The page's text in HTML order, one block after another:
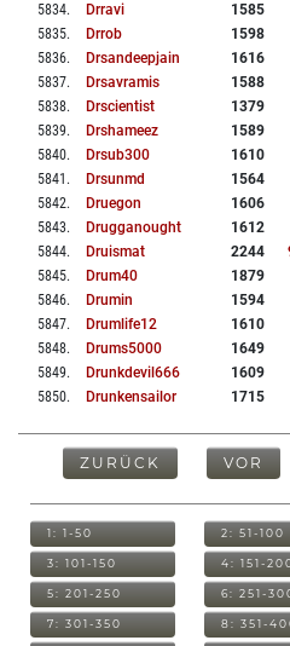
5834. Drravi 1585
5835. Drrob 1598
5836. Drsandeepjain 1616
5837. Drsavramis 1588
5838. Drscientist 1379
5839. Drshameez 1589
5840. Drsub300 1610
5841 . Drsunmd 1564
5842. Druegon 1606
5843. Drugganought 1612
5844. Druismat 2244
5845. Drum40 1879
5846. Drumin 1594
5847. Drumlife12 1610
5848. Drums5000 1649
5849. Drunkdevil666 1609
5850. Drunkensailor 1715
ZURÜCK VOR
1: 1-50 2: 51-100
3: 101-150 4: 151-
5: 201-250 6: 251-
7: 301-350 8: 351-